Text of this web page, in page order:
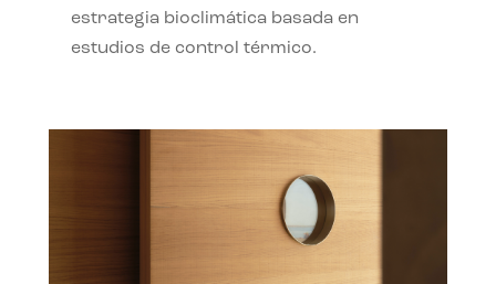
estrategia bioclimática basada en
estudios de control térmico.